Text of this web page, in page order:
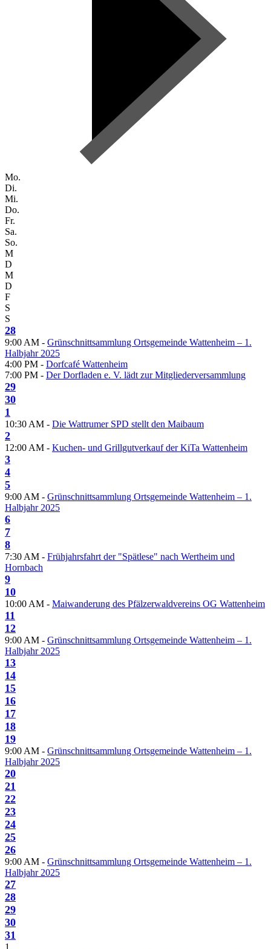
Mo.
Di.
Mi.
Do.
Fr.
Sa.
So.
M
D
M
D
F
S
S
28
9:00 AM - Grünschnittsammlung Ortsgemeinde Wattenheim – 1.
Halbjahr 2025
4:00 PM - Dorfcafé Wattenheim
7:00 PM - Der Dorfladen e. V. lädt zur Mitgliederversammlung
29
30
1
10:30 AM - Die Wattrumer SPD stellt den Maibaum
2
12:00 AM - Kuchen- und Grillgutverkauf der KiTa Wattenheim
3
4
5
9:00 AM - Grünschnittsammlung Ortsgemeinde Wattenheim – 1.
Halbjahr 2025
6
7
8
7:30 AM - Frühjahrsfahrt der "Spätlese" nach Wertheim und
Hornbach
9
10
10:00 AM - Maiwanderung des Pfälzerwaldvereins OG Wattenheim
11
12
9:00 AM - Grünschnittsammlung Ortsgemeinde Wattenheim – 1.
Halbjahr 2025
13
14
15
16
17
18
19
9:00 AM - Grünschnittsammlung Ortsgemeinde Wattenheim – 1.
Halbjahr 2025
20
21
22
23
24
25
26
9:00 AM - Grünschnittsammlung Ortsgemeinde Wattenheim – 1.
Halbjahr 2025
27
28
29
30
31
1